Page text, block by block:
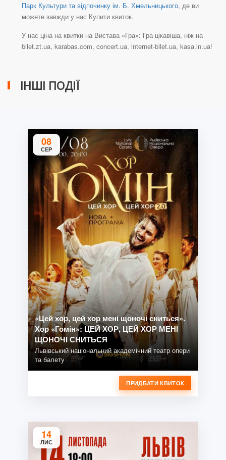
Парк Культури та відпочинку ім. Б. Хмельницького, де ви
можете завжди у нас Купити квиток.
У нас ціна на квитки на Вистава «Гра»: Гра цікавіша, ніж на
bilet.zt.ua, karabas.com, concert.ua, internet-bilet.ua, kasa.in.ua!
ІНШІ ПОДІЇ
08
СЕР
«Цей хор, цей хор мені щоночі сниться».
Хор «Гомін»: ЦЕЙ ХОР, ЦЕЙ ХОР МЕНІ
ЩОНОЧІ СНИТЬСЯ
Львівський національний академічний театр опери
та балету
ПРИДБАТИ КВИТОК
14
ЛИС